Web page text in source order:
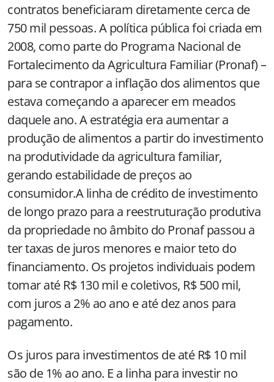
contratos beneficiaram diretamente cerca de
750 mil pessoas. A política pública foi criada em
2008, como parte do Programa Nacional de
Fortalecimento da Agricultura Familiar (Pronaf) –
para se contrapor a inflação dos alimentos que
estava começando a aparecer em meados
daquele ano. A estratégia era aumentar a
produção de alimentos a partir do investimento
na produtividade da agricultura familiar,
gerando estabilidade de preços ao
consumidor.A linha de crédito de investimento
de longo prazo para a reestruturação produtiva
da propriedade no âmbito do Pronaf passou a
ter taxas de juros menores e maior teto do
financiamento. Os projetos individuais podem
tomar até R$ 130 mil e coletivos, R$ 500 mil,
com juros a 2% ao ano e até dez anos para
pagamento.
Os juros para investimentos de até R$ 10 mil
são de 1% ao ano. E a linha para investir no